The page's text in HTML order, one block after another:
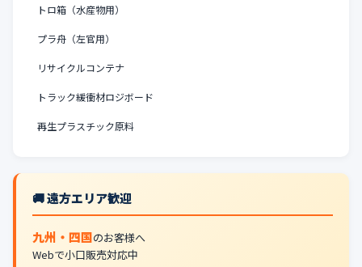
トロ箱（水産物用）
プラ舟（左官用）
リサイクルコンテナ
トラック緩衝材ロジボード
再生プラスチック原料
🚚 遠方エリア歓迎
九州・四国のお客様へ
Webで小口販売対応中